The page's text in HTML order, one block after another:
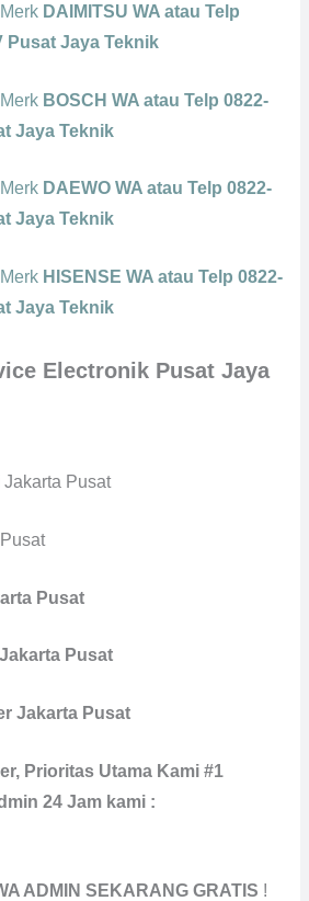
DAIMITSU WA atau Telp
Pusat Jaya Teknik
BOSCH WA atau Telp 0822-
Jaya Teknik
DAEWO WA atau Telp 0822-
Jaya Teknik
HISENSE WA atau Telp 0822-
Jaya Teknik
Electronik Pusat Jaya
Jakarta Pusat
Pusat
Pusat
Jakarta Pusat
Prioritas Utama Kami #1
24 Jam kami :
ADMIN SEKARANG GRATIS !